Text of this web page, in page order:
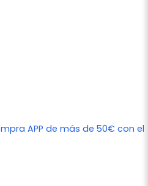
APP de más de 50€ con el